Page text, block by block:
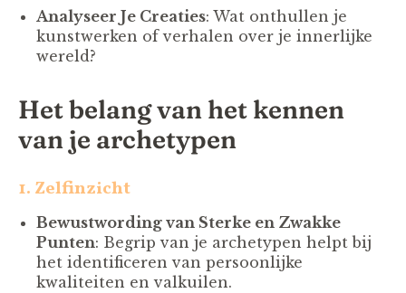
Analyseer Je Creaties: Wat onthullen je
kunstwerken of verhalen over je innerlijke
wereld?
Het belang van het kennen
van je archetypen
1. Zelfinzicht
Bewustwording van Sterke en Zwakke
Punten: Begrip van je archetypen helpt bij
het identificeren van persoonlijke
kwaliteiten en valkuilen.